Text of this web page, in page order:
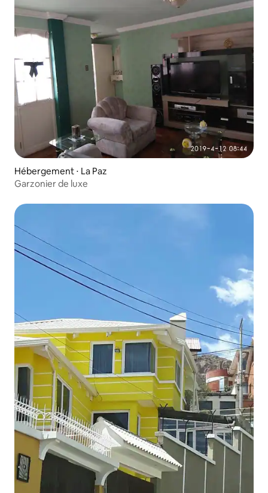
Hébergement ⋅ La Paz
Garzonier de luxe